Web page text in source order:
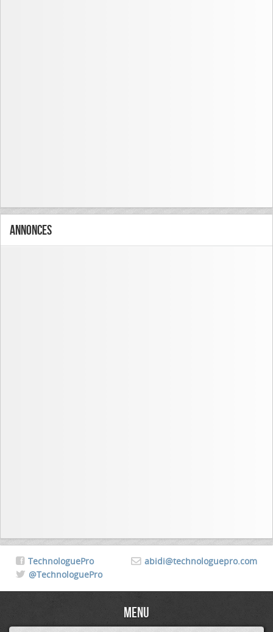
Annonces
abidi@technologuepro.com
TechnologuePro
@TechnologuePro
Menu